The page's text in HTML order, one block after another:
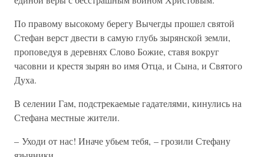
По правому высокому берегу Вычегды прошел святой
Стефан верст двести в самую глубь зырянской земли,
проповедуя в деревнях Слово Божие, ставя вокруг
часовни и крестя зырян во имя Отца, и Сына, и Святого
Духа.
В селении Гам, подстрекаемые гадателями, кинулись на
Стефана местные жители.
– Уходи от нас! Иначе убьем тебя, – грозили Стефану